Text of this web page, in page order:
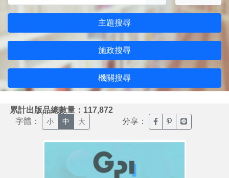
主題搜尋
施政搜尋
機關搜尋
累計出版品總數量：117,872
字體： 小 中 大 分享： 臉書分享(另開新視窗)
噗浪分享(另開新
Line分享(另